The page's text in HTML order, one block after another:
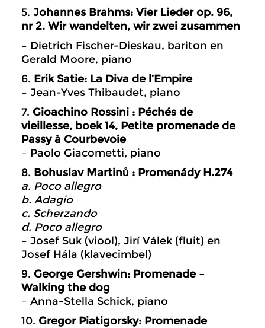
5. Johannes Brahms: Vier Lieder op. 96,
nr 2. Wir wandelten, wir zwei zusammen
– Dietrich Fischer-Dieskau, bariton en
Gerald Moore, piano
6. Erik Satie: La Diva de l’Empire
– Jean-Yves Thibaudet, piano
7. Gioachino Rossini : Péchés de
vieillesse, boek 14, Petite promenade de
Passy à Courbevoie
– Paolo Giacometti, piano
8. Bohuslav Martinů : Promenády H.274
a. Poco allegro
b. Adagio
c. Scherzando
d. Poco allegro
– Josef Suk (viool), Jirí Válek (fluit) en
Josef Hála (klavecimbel)
9. George Gershwin: Promenade –
Walking the dog
– Anna-Stella Schick, piano
10. Gregor Piatigorsky: Promenade